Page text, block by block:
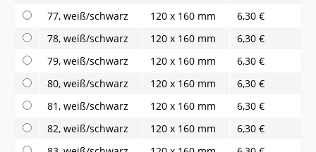
77, weiß/schwarz
120 x 160 mm
6,30 €
78, weiß/schwarz
120 x 160 mm
6,30 €
79, weiß/schwarz
120 x 160 mm
6,30 €
80, weiß/schwarz
120 x 160 mm
6,30 €
81, weiß/schwarz
120 x 160 mm
6,30 €
82, weiß/schwarz
120 x 160 mm
6,30 €